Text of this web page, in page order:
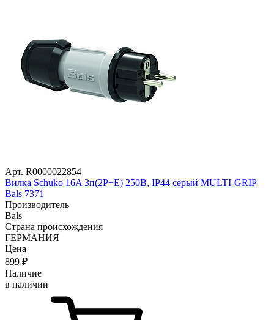
Арт. R0000022854
Вилка Schuko 16A 3п(2P+E) 250В, IP44 серый MULTI-GRIP
Bals 7371
Производитель
Bals
Страна происхождения
ГЕРМАНИЯ
Цена
899 ₽
Наличие
в наличии